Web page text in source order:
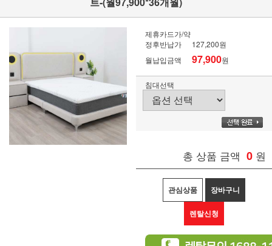
제휴카드가/약
정후반납가
127,200원
월납입금액
97,900원
침대선택
총 상품 금액 0 원
관심상품 장바구니
렌탈신청